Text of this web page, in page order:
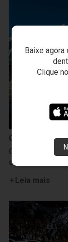
Baixe agora
Clique
Campeonato
Ceará inicia
duelo com a
Leia mais